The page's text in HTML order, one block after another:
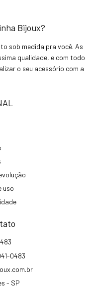
Bijoux?
sob medida pra você. As
qualidade, e com todo
o seu acessório com a
uso
0483
- SP